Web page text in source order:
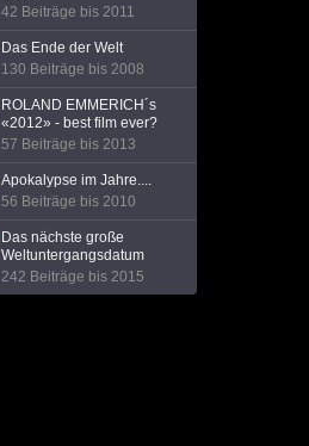
42 Beiträge bis 2011
Das Ende der Welt
130 Beiträge bis 2008
ROLAND EMMERICH´s
«2012» - best film ever?
57 Beiträge bis 2013
Apokalypse im Jahre....
56 Beiträge bis 2010
Das nächste große
Weltuntergangsdatum
242 Beiträge bis 2015